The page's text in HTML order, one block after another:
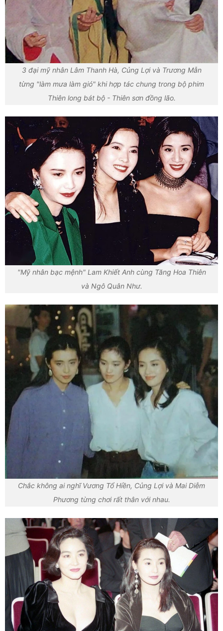
3 đại mỹ nhân Lâm Thanh Hà, Củng Lợi và Trương Mẫn
từng "làm mưa làm gió" khi hợp tác chung trong bộ phim
Thiên long bát bộ - Thiên sơn đồng lão.
"Mỹ nhân bạc mệnh" Lam Khiết Anh cùng Tăng Hoa Thiên
và Ngô Quân Như.
Chắc không ai nghĩ Vương Tổ Hiền, Củng Lợi và Mai Diễm
Phương từng chơi rất thân với nhau.